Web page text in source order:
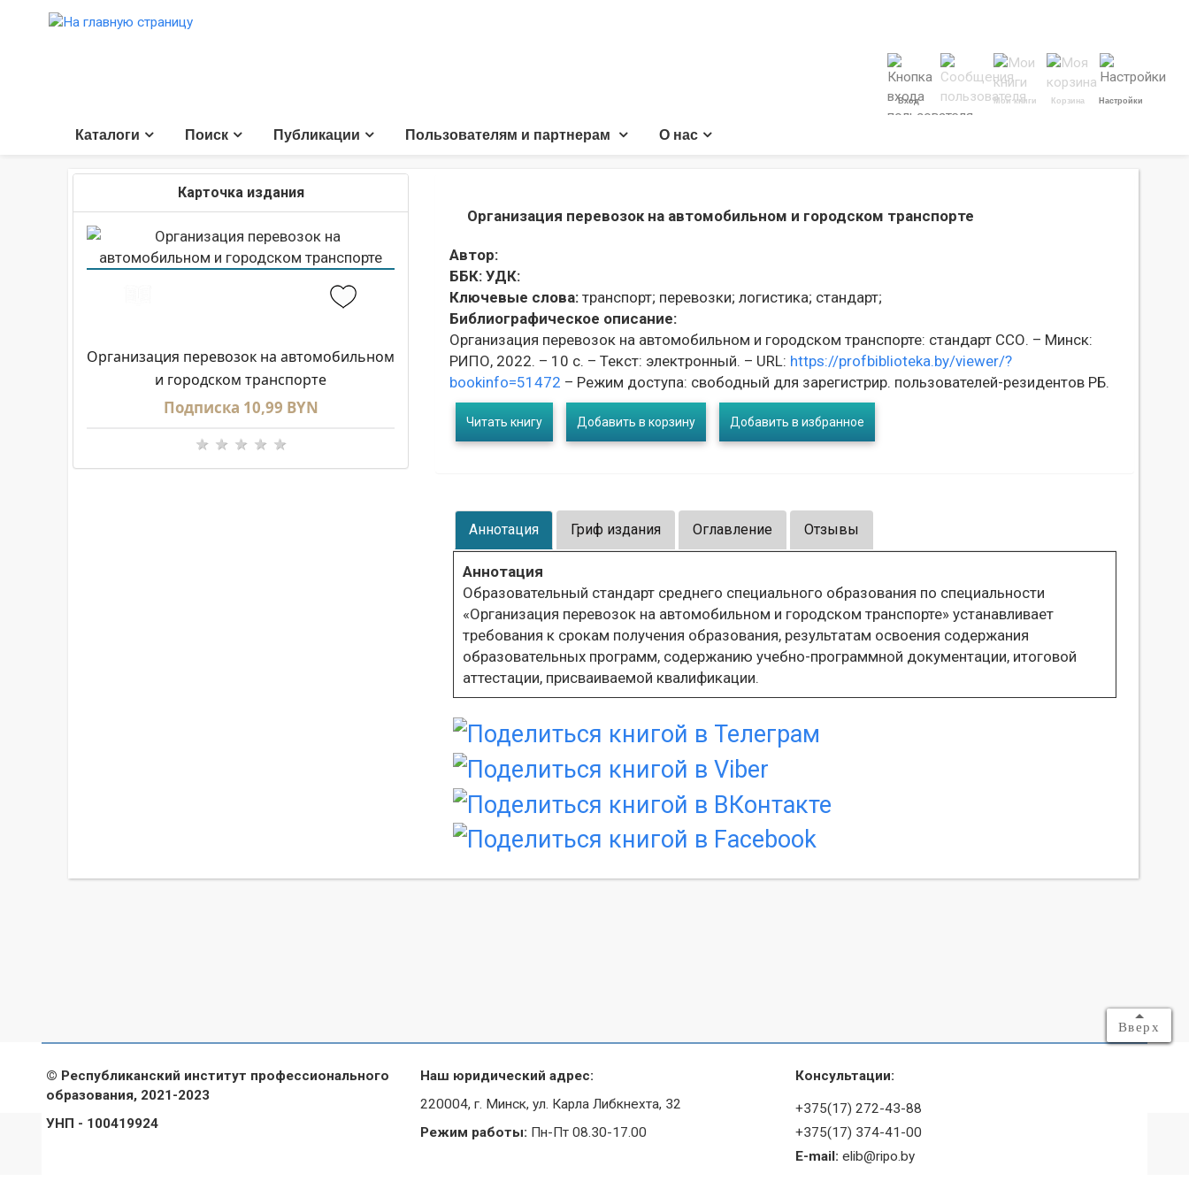
Вход Мои книги Корзина Настройки
Каталоги Поиск Публикации Пользователям и партнерам О нас
Карточка издания
Организация перевозок на автомобильном
и городском транспорте
Подписка 10,99 BYN
Организация перевозок на автомобильном и городском транспорте
Автор:
ББК: УДК:
Ключевые слова: транспорт; перевозки; логистика; стандарт;
Библиографическое описание:
Организация перевозок на автомобильном и городском транспорте: стандарт ССО. – Минск:
РИПО, 2022. – 10 с. – Текст: электронный. – URL: https://profbiblioteka.by/viewer/?
bookinfo=51472 – Режим доступа: свободный для зарегистрир. пользователей-резидентов РБ.
Читать книгу Добавить в корзину Добавить в избранное
Аннотация Гриф издания Оглавление Отзывы
Аннотация
Образовательный стандарт среднего специального образования по специальности
«Организация перевозок на автомобильном и городском транспорте» устанавливает
требования к срокам получения образования, результатам освоения содержания
образовательных программ, содержанию учебно-программной документации, итоговой
аттестации, присваиваемой квалификации.
Вверх
© Республиканский институт профессионального
образования, 2021-2023
УНП - 100419924
Наш юридический адрес:
220004, г. Минск, ул. Карла Либкнехта, 32
Режим работы: Пн-Пт 08.30-17.00
Консультации:
+375(17) 272-43-88
+375(17) 374-41-00
E-mail: elib@ripo.by